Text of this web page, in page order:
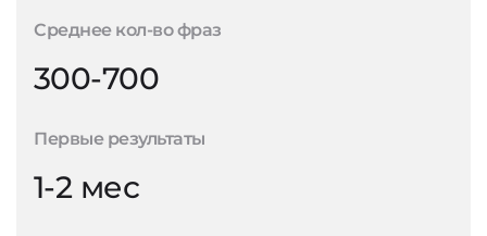
Среднее кол-во фраз
300-700
Первые результаты
1-2 мес